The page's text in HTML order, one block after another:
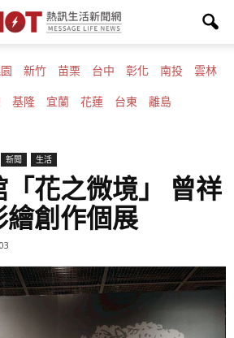
新竹 苗栗 台中 彰化 南投 雲林
基隆 宜蘭 花蓮 台東 離島
新聞 生活
花之微境」 曾祥
創作個展